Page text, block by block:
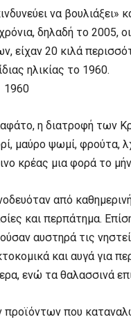
να
δηλαδή το 2005,
είχαν 20 κιλά
ηλικίας το 1960.
1960
η διατροφή των
μαύρο ψωμί, φρούτα,
κρέας μια φορά το
από
και περπάτημα.
αυστηρά τις
και αυγά για
ενώ τα θαλασσινά
προϊόντων που